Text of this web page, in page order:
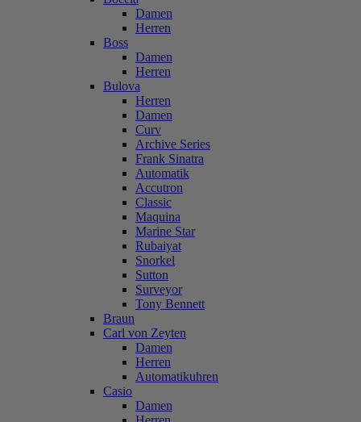
Damen
Herren
Boss
Damen
Herren
Bulova
Herren
Damen
Curv
Archive Series
Frank Sinatra
Automatik
Accutron
Classic
Maquina
Marine Star
Rubaiyat
Snorkel
Sutton
Surveyor
Tony Bennett
Braun
Carl von Zeyten
Damen
Herren
Automatikuhren
Casio
Damen